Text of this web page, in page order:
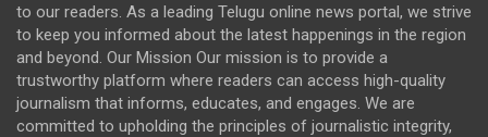
to our readers. As a leading Telugu online news portal, we strive
to keep you informed about the latest happenings in the region
and beyond. Our Mission Our mission is to provide a
trustworthy platform where readers can access high-quality
journalism that informs, educates, and engages. We are
committed to upholding the principles of journalistic integrity,